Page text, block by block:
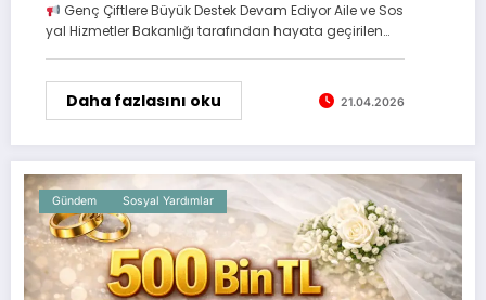
Genç Çiftlere Büyük Destek Devam Ediyor Aile ve Sos
yal Hizmetler Bakanlığı tarafından hayata geçirilen…
Daha fazlasını oku 21.04.2026
Gündem Sosyal Yardımlar